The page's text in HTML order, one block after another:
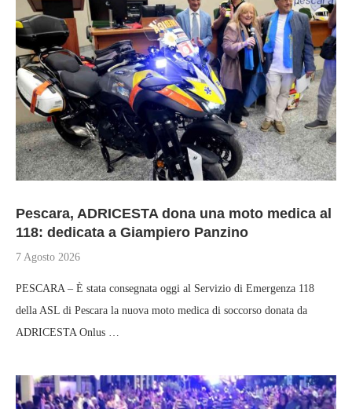
Pescara, ADRICESTA dona una moto medica al
118: dedicata a Giampiero Panzino
7 Agosto 2026
PESCARA – È stata consegnata oggi al Servizio di Emergenza 118
della ASL di Pescara la nuova moto medica di soccorso donata da
ADRICESTA Onlus …